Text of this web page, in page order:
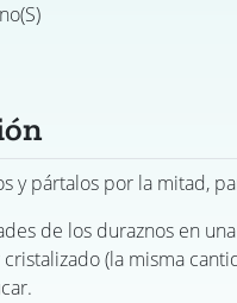
y pártalos por la mitad,
de los duraznos en
cristalizado (la misma